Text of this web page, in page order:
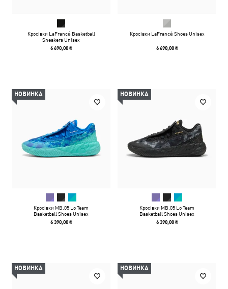
Кросівки LaFrancé Basketball
Sneakers Unisex
6 690,00 ₴
Кросівки LaFrancé Shoes Unisex
6 690,00 ₴
НОВИНКА
Кросівки MB.05 Lo Team
Basketball Shoes Unisex
6 390,00 ₴
НОВИНКА
Кросівки MB.05 Lo Team
Basketball Shoes Unisex
6 390,00 ₴
НОВИНКА НОВИНКА